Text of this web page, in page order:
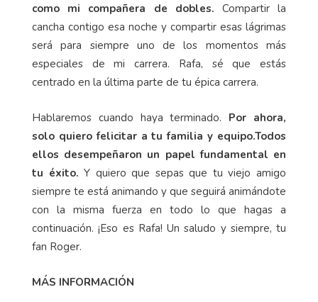
como mi compañera de dobles. Compartir la
cancha contigo esa noche y compartir esas lágrimas
será para siempre uno de los momentos más
especiales de mi carrera. Rafa, sé que estás
centrado en la última parte de tu épica carrera.
Hablaremos cuando haya terminado. Por ahora,
solo quiero felicitar a tu familia y equipo.Todos
ellos desempeñaron un papel fundamental en
tu éxito. Y quiero que sepas que tu viejo amigo
siempre te está animando y que seguirá animándote
con la misma fuerza en todo lo que hagas a
continuación. ¡Eso es Rafa! Un saludo y siempre, tu
fan Roger.
MÁS INFORMACIÓN